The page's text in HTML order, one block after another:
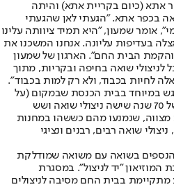
אתא (כיום בקריית אתא) והיתה
בכפר אתא. "הגעתי לאן שהגעתי
אומר שמעון, "היא תמיד ציוותה עלינו
בעדיפות עליונה. אנחנו המשכנו את
הבית החם". הארגון של שמעון
יום 400 מנות אוכל לניצולי שואה בחיפה ובקריות, מתוך
לחיות בכבוד, ולא רק למות בכבוד".
במיוחד בבית הכנסת שבמקום (על
שם ח"כ טומי לפיד ז"ל). באיחור של 70 שנה שישה ניצולי שואה ושש
מצווה, שנמנעו מהם כששהו במחנות
שואה רבים, רבנים ונציגי
בשואה עם משואה שמודלקת
המוזיאון "יד לניצול". במסגרת
מתקיימת בבית החם מסיבה לניצולים